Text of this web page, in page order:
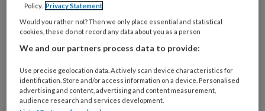
Al een account of abonnement?
Wat
je
e-
mailadres?
Kies
Policy. Privacy Statement
Would you rather not? Then we only place essential and statistical
cookies, these do not record any data about you as a person
We and our partners process data to provide:
Use precise geolocation data. Actively scan device characteristics for
identification. Store and/or access information on a device. Personalised
advertising and content, advertising and content measurement,
audience research and services development.